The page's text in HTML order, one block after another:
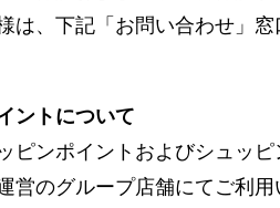
は、下記「お問い合わせ」
ントについて
ピンポイントおよびシュッピ
営のグループ店舗にてご利用